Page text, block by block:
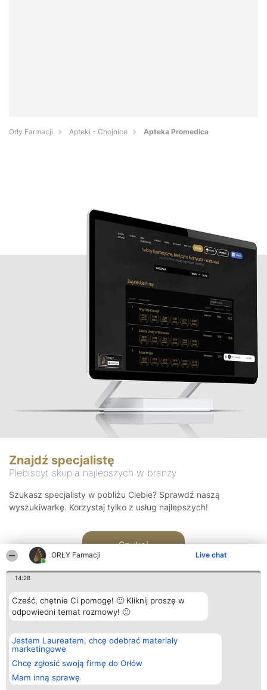
ORŁY Farmacji Live chat
14:28
Cześć, chętnie Ci pomogę! 🙂 Kliknij proszę w
odpowiedni temat rozmowy! 🙂
Jestem Laureatem, chcę odebrać materiały
marketingowe
Chcę zgłosić swoją firmę do Orłów
Mam inną sprawę
Orły Farmacji Apteki - Chojnice Apteka Promedica
Znajdź specjalistę
Plebiscyt skupia najlepszych w branży
Szukasz specjalisty w pobliżu Ciebie? Sprawdź naszą
wyszukiwarkę. Korzystaj tylko z usług najlepszych!
Szukaj
Organizator plebiscytu
Bright Side Solutions sp. z o.
o. sp. k.
ul. Ruska 22
Wrocław 50-079
KRS 0000749100 | Regon
381313360 | NIP 8943132676
Plebiscyt
Laureaci
wszystkich
Laureatów
Regulamin
Kontakt
Kontakt